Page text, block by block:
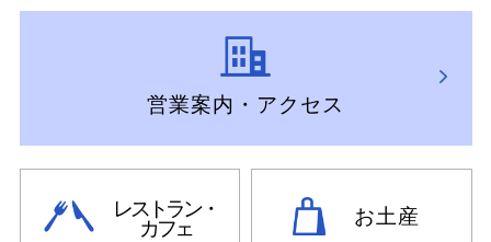
営業案内・アクセス
レストラン・
カフェ
お土産